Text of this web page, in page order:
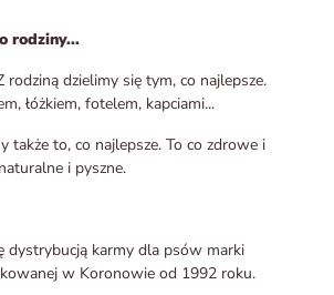
rodziny...
rodziną dzielimy się tym, co najlepsze.
łóżkiem, fotelem, kapciami...
także to, co najlepsze. To co zdrowe i
i pyszne.
dystrybucją karmy dla psów marki
w Koronowie od 1992 roku.